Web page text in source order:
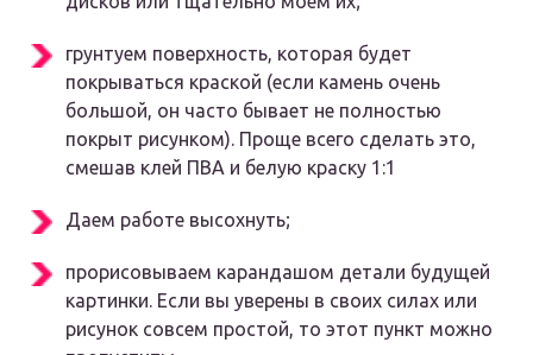
грунтуем поверхность, которая будет
покрываться краской (если камень очень
большой, он часто бывает не полностью
покрыт рисунком). Проще всего сделать это,
смешав клей ПВА и белую краску 1:1
Даем работе высохнуть;
прорисовываем карандашом детали будущей
картинки. Если вы уверены в своих силах или
рисунок совсем простой, то этот пункт можно